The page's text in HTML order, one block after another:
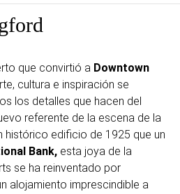
que convirtió a Downtown
cultura e inspiración se
los detalles que hacen del
referente de la escena de la
histórico edificio de 1925 que un
Bank, esta joya de la
se ha reinventado por
alojamiento imprescindible a